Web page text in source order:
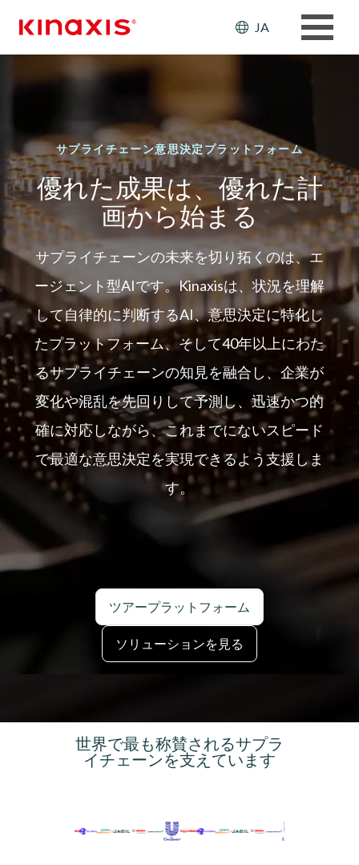
Header:
JA
サプライチェーン意思決定プラットフォーム
優れた成果は、優れた計
画から始まる
サプライチェーンの未来を切り拓くのは、エ
ージェント型AIです。Kinaxisは、状況を理解
して自律的に判断するAI、意思決定に特化し
たプラットフォーム、そして40年以上にわた
るサプライチェーンの知見を融合し、企業が
変化や混乱を先回りして予測し、迅速かつ的
確に対応しながら、これまでにないスピード
で最適な意思決定を実現できるよう支援しま
す。
ツアープラットフォーム
ソリューションを見る
世界で最も称賛されるサプラ
イチェーンを支えています